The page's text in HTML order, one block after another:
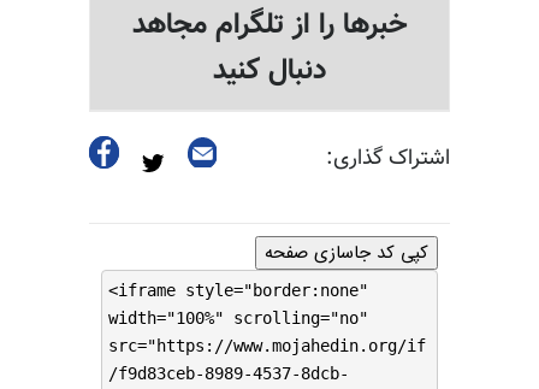
خبرها را از تلگرام مجاهد
دنبال کنید
اشتراک گذاری:
کپی کد جاسازی صفحه
<iframe style="border:none"
width="100%" scrolling="no"
src="https://www.mojahedin.org/if
/f9d83ceb-8989-4537-8dcb-